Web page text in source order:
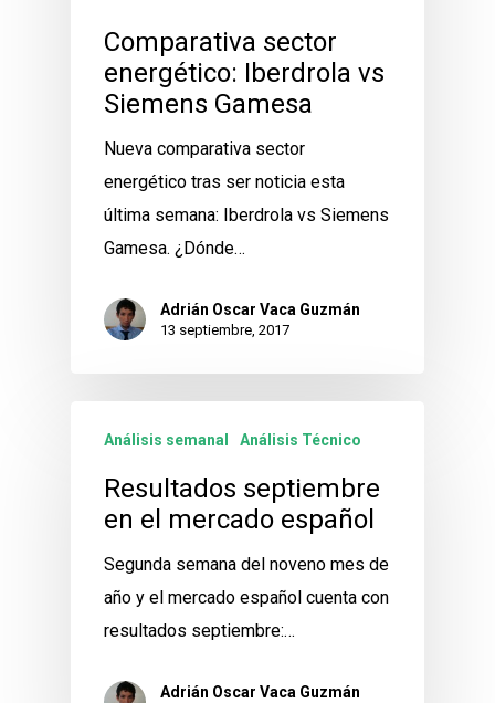
Comparativa sector
energético: Iberdrola vs
Siemens Gamesa
Nueva comparativa sector
energético tras ser noticia esta
última semana: Iberdrola vs Siemens
Gamesa. ¿Dónde…
Adrián Oscar Vaca Guzmán
13 septiembre, 2017
Análisis semanal Análisis Técnico
Resultados septiembre
en el mercado español
Segunda semana del noveno mes de
año y el mercado español cuenta con
resultados septiembre:…
Adrián Oscar Vaca Guzmán